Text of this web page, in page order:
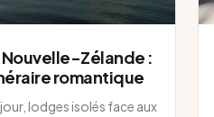
Zélande :
romantique
lodges isolés face aux